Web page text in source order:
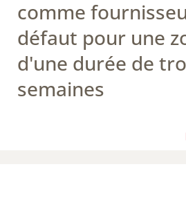
comme
défaut pour une
d'une durée de
semaines